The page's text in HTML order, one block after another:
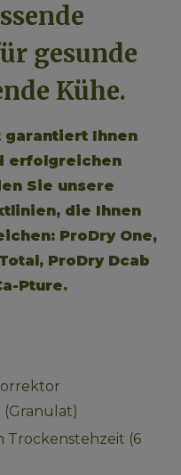
gesunde
Kühe.
garantiert Ihnen
erfolgreichen
Sie unsere
die Ihnen
ProDry One,
ProDry Dcab
Pture.
Trockenstehzeit (6